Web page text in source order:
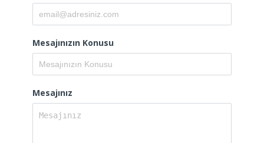
Mesajınızın Konusu
Mesajınız